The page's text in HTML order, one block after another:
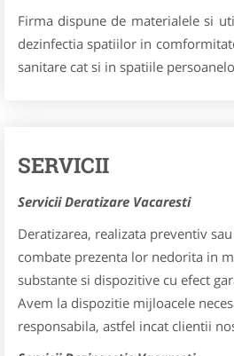
Firma dispune de materialele si
dezinfectia spatiilor in
sanitare cat si in spatiile
SERVICII
Servicii Deratizare Vacaresti
Deratizarea, realizata preventiv
combate prezenta lor nedorita in
substante si dispozitive cu efect
Avem la dispozitie mijloacele
responsabila, astfel incat clientii